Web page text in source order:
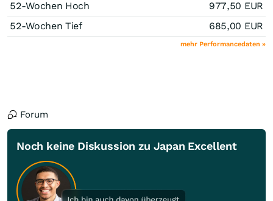
52-Wochen Hoch 977,50 EUR
52-Wochen Tief
685,00 EUR
mehr Performancedaten »
Forum
Noch keine Diskussion zu Japan Excellent